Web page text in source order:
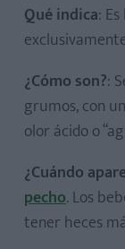
Qué indica:
¿Cómo son?:
grumos, con
olor ácido o
¿Cuándo
pecho. Los
tener heces